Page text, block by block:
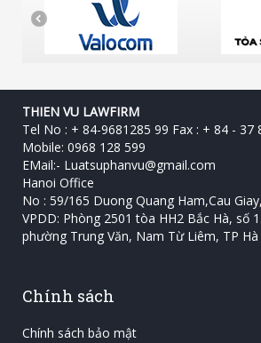
THIEN VU LAWFIRM
Tel No : + 84-9681285 99 Fax : + 84 - 37
Mobile: 0968 128 599
EMail:- Luatsuphanvu@gmail.com
Hanoi Office
No : 59/165 Duong Quang Ham,Cau
VPDD: Phòng 2501 tòa HH2 Bắc Hà, số
phường Trung Văn, Nam Từ Liêm, TP Hà
Chính sách
Chính sách bảo mật